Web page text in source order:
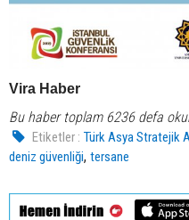
Vira Haber
Bu haber toplam 6236 defa
Etiketler : Türk Asya Stratejik
deniz güvenliği, tersane